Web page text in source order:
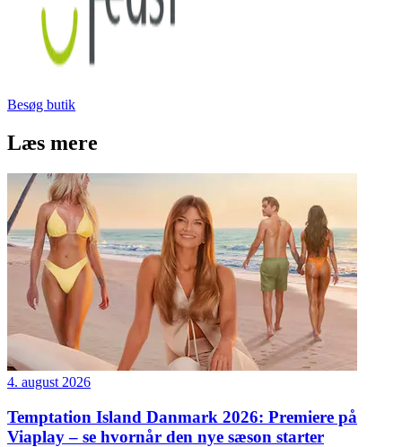
Besøg butik
Læs mere
4. august 2026
Temptation Island Danmark 2026: Premiere på
Viaplay – se hvornår den nye sæson starter